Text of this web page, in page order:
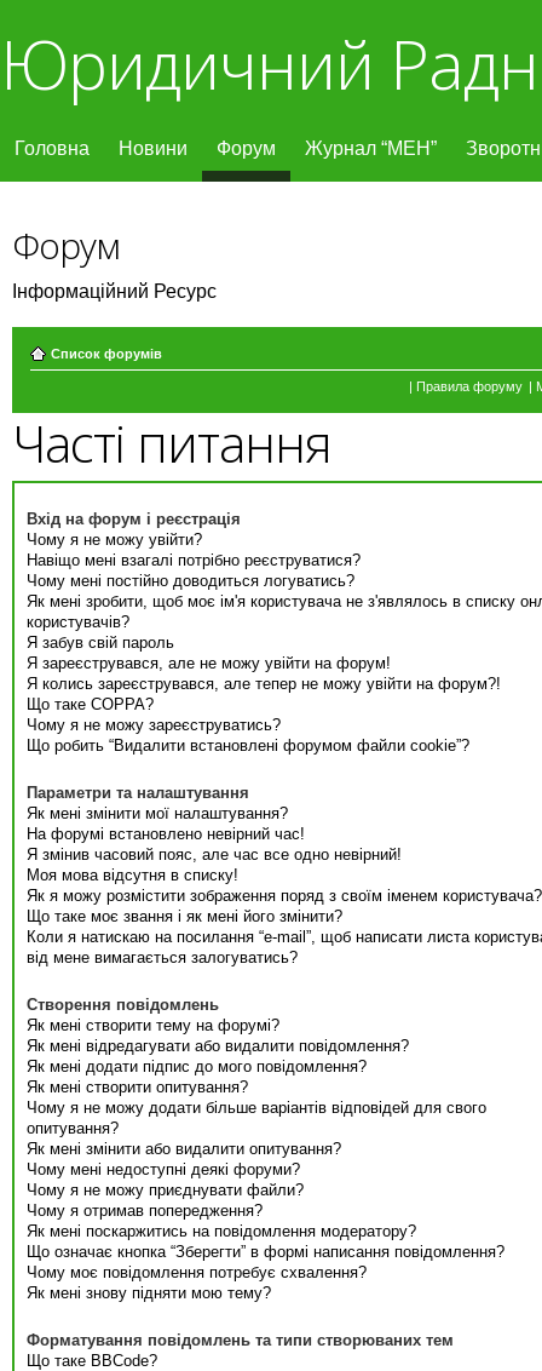
Юридичний
Головна Новини Форум Журнал “МЕН”
Форум
Інформаційний Ресурс
Список форумів
| Правила форуму |
Часті питання
Вхід на форум і реєстрація
Чому я не можу увійти?
Навіщо мені взагалі потрібно реєструватися?
Чому мені постійно доводиться логуватись?
Як мені зробити, щоб моє ім'я користувача не з'являлось в списку
користувачів?
Я забув свій пароль
Я зареєструвався, але не можу увійти на форум!
Я колись зареєструвався, але тепер не можу увійти на форум?!
Що таке COPPA?
Чому я не можу зареєструватись?
Що робить “Видалити встановлені форумом файли cookie”?
Параметри та налаштування
Як мені змінити мої налаштування?
На форумі встановлено невірний час!
Я змінив часовий пояс, але час все одно невірний!
Моя мова відсутня в списку!
Як я можу розмістити зображення поряд з своїм іменем користувача?
Що таке моє звання і як мені його змінити?
Коли я натискаю на посилання “e-mail”, щоб написати листа
від мене вимагається залогуватись?
Створення повідомлень
Як мені створити тему на форумі?
Як мені відредагувати або видалити повідомлення?
Як мені додати підпис до мого повідомлення?
Як мені створити опитування?
Чому я не можу додати більше варіантів відповідей для свого
опитування?
Як мені змінити або видалити опитування?
Чому мені недоступні деякі форуми?
Чому я не можу приєднувати файли?
Чому я отримав попередження?
Як мені поскаржитись на повідомлення модератору?
Що означає кнопка “Зберегти” в формі написання повідомлення?
Чому моє повідомлення потребує схвалення?
Як мені знову підняти мою тему?
Форматування повідомлень та типи створюваних тем
Що таке BBCode?